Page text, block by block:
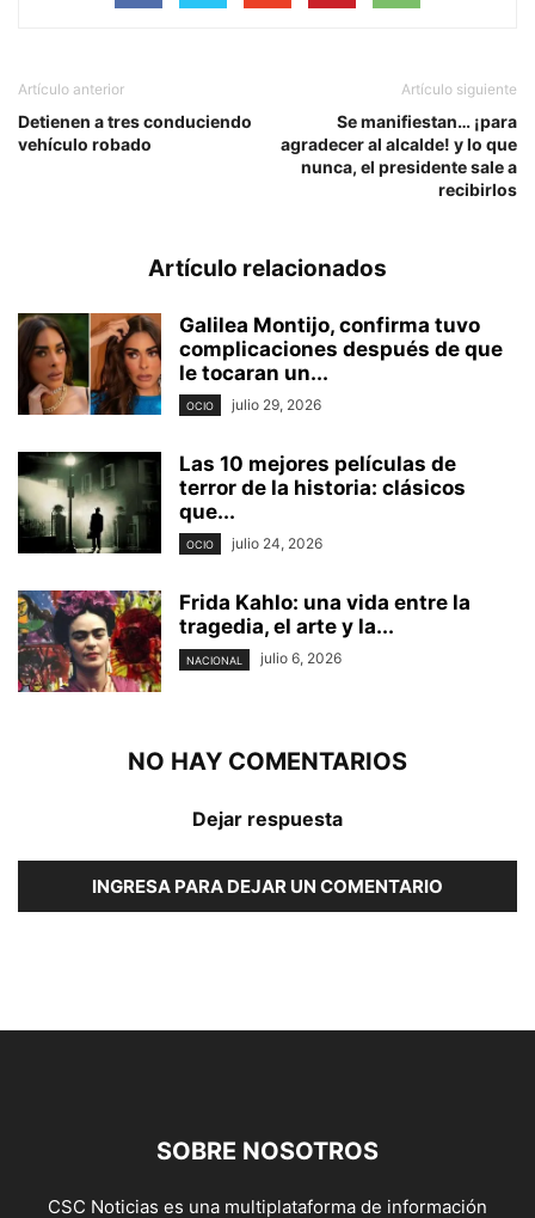
Artículo anterior
Detienen a tres conduciendo
vehículo robado
Artículo siguiente
Se manifiestan… ¡para
agradecer al alcalde! y lo que
nunca, el presidente sale a
recibirlos
Artículo relacionados
Galilea Montijo, confirma tuvo
complicaciones después de que
le tocaran un...
OCIO julio 29, 2026
Las 10 mejores películas de
terror de la historia: clásicos
que...
OCIO julio 24, 2026
Frida Kahlo: una vida entre la
tragedia, el arte y la...
NACIONAL julio 6, 2026
NO HAY COMENTARIOS
Dejar respuesta
INGRESA PARA DEJAR UN COMENTARIO
SOBRE NOSOTROS
CSC Noticias es una multiplataforma de información